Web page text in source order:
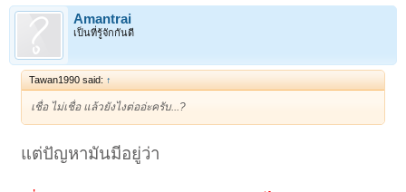
Amantrai
เป็นที่รู้จักกันดี
Tawan1990 said: ↑
เชื่อ ไม่เชื่อ แล้วยังไงต่ออ่ะครับ...?
แต่ปัญหามันมีอยู่ว่า